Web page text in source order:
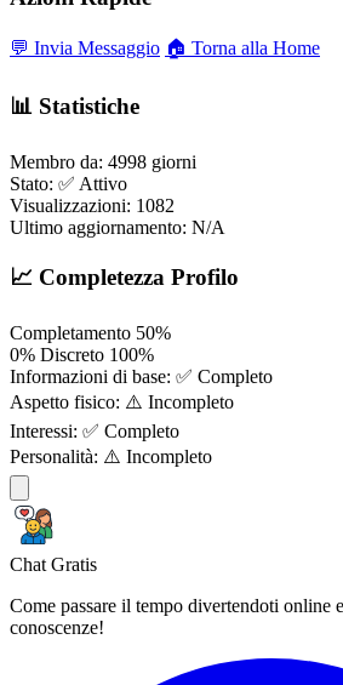
💬 Invia Messaggio 🏠 Torna alla Home
📊 Statistiche
Membro da: 4998 giorni
Stato: ✅ Attivo
Visualizzazioni: 1082
Ultimo aggiornamento: N/A
📈 Completezza Profilo
Completamento 50%
0% Discreto 100%
Informazioni di base: ✅ Completo
Aspetto fisico: ⚠️ Incompleto
Interessi: ✅ Completo
Personalità: ⚠️ Incompleto
Chat Gratis
Come passare il tempo divertendoti online
conoscenze!